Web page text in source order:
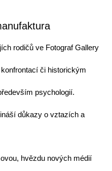
rodičů ve Fotograf Gallery
či historickým
psychologií.
důkazy o vztazích a
hvězdu nových médií